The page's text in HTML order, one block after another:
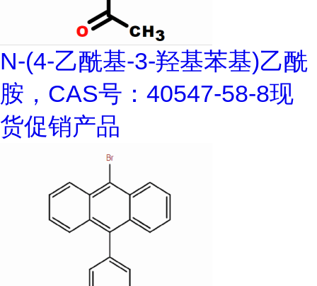
N-(4-乙酰基-3-羟基苯基)乙酰
胺，CAS号：40547-58-8现
货促销产品